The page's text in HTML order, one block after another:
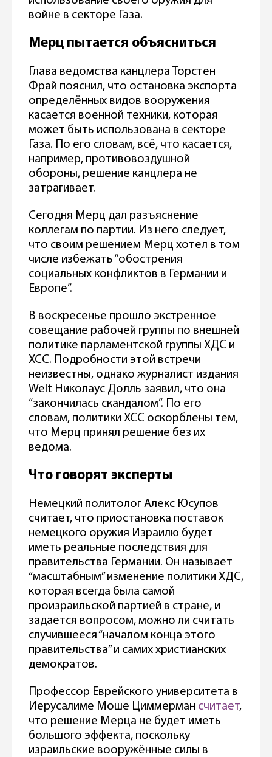
войне в секторе Газа.
Мерц пытается объясниться
Глава ведомства канцлера Торстен
Фрай пояснил, что остановка экспорта
определённых видов вооружения
касается военной техники, которая
может быть использована в секторе
Газа. По его словам, всё, что касается,
например, противовоздушной
обороны, решение канцлера не
затрагивает.
Сегодня Мерц дал разъяснение
коллегам по партии. Из него следует,
что своим решением Мерц хотел в том
числе избежать “обострения
социальных конфликтов в Германии и
Европе”.
В воскресенье прошло экстренное
совещание рабочей группы по внешней
политике парламентской группы ХДС и
ХСС. Подробности этой встречи
неизвестны, однако журналист издания
Welt Николаус Долль заявил, что она
“закончилась скандалом”. По его
словам, политики ХСС оскорблены тем,
что Мерц принял решение без их
ведома.
Что говорят эксперты
Немецкий политолог Алекс Юсупов
считает, что приостановка поставок
немецкого оружия Израилю будет
иметь реальные последствия для
правительства Германии. Он называет
“масштабным” изменение политики ХДС,
которая всегда была самой
произраильской партией в стране, и
задается вопросом, можно ли считать
случившееся “началом конца этого
правительства” и самих христианских
демократов.
Профессор Еврейского университета в
Иерусалиме Моше Циммерман считает,
что решение Мерца не будет иметь
большого эффекта, поскольку
израильские вооружённые силы в